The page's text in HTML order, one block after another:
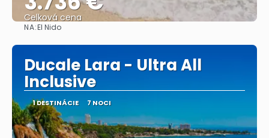
Celková cena
NA:El Nido
Ducale Lara - Ultra All
Inclusive
1 DESTINÁCIE 7 NOCI